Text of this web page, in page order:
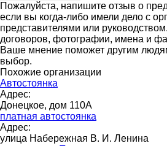
Пожалуйста, напишите отзыв о
если вы когда-либо имели дело с
представителями или
договоров, фотографии, имена и
Ваше мнение поможет другим
выбор.
Похожие организации
Автостоянка
Адрес:
Донецкое, дом 110А
платная автостоянка
Адрес:
улица Набережная В. И. Ленина